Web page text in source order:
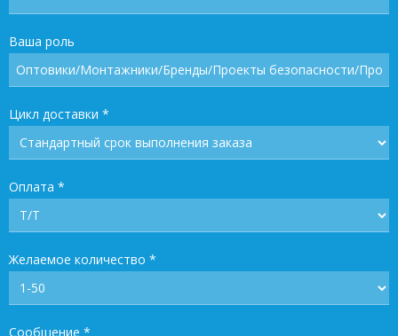
Ваша роль
Цикл доставки *
Оплата *
Желаемое количество *
Сообщение *